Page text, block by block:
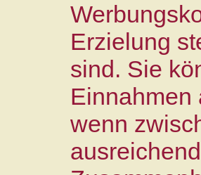
Erzielung
sind. Sie
Einnahmen
wenn